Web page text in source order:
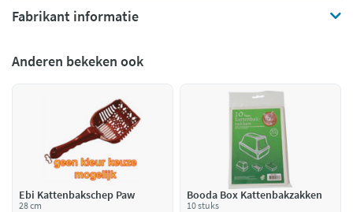
Fabrikant informatie
Anderen bekeken ook
Ebi Kattenbakschep Paw
28 cm
Booda Box Kattenbakzakken
10 stuks